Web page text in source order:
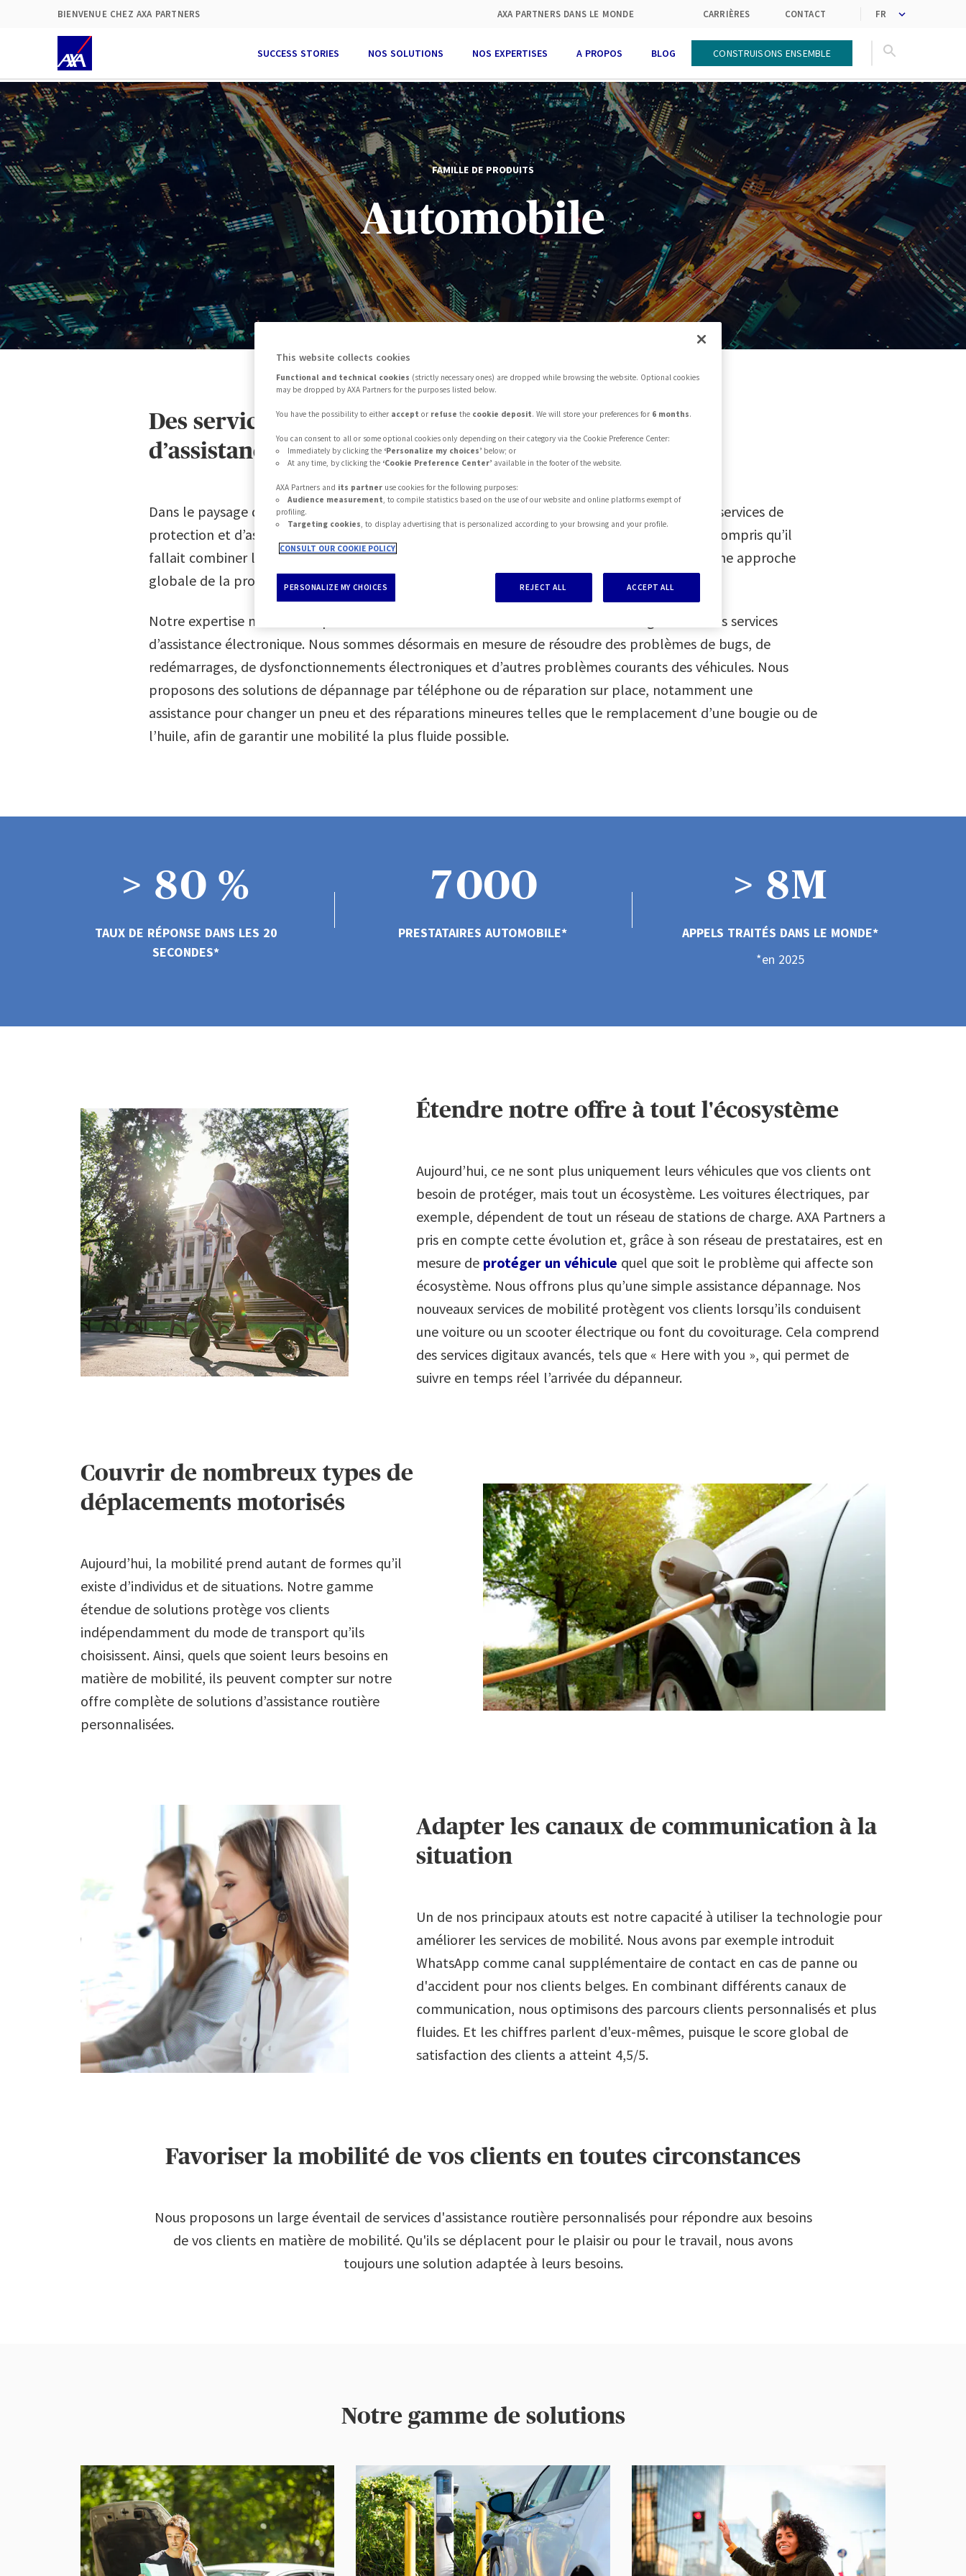
BIENVENUE CHEZ AXA PARTNERS AXA PARTNERS DANS LE MONDE CARRIÈRES CONTACT
SUCCESS STORIES NOS SOLUTIONS NOS EXPERTISES A PROPOS BLOG Construisons ensemble
FAMILLE DE PRODUITS
Automobile
Des services complets de protection de la mobilité et
d’assistance électronique améliorés
Dans le paysage dynamique actuel de la mobilité, il est essentiel de proposer aux clients des services de
protection et d’assistance électronique avancés et complets. Chez AXA Partners, nous avons compris qu’il
fallait combiner l’assurance, l’assistance routière et l’assistance électronique pour proposer une approche
globale de la protection de la mobilité.
Notre expertise ne se limite pas à l’assistance routière traditionnelle mais inclut également les services
d’assistance électronique. Nous sommes désormais en mesure de résoudre des problèmes de bugs, de
redémarrages, de dysfonctionnements électroniques et d’autres problèmes courants des véhicules. Nous
proposons des solutions de dépannage par téléphone ou de réparation sur place, notamment une
assistance pour changer un pneu et des réparations mineures telles que le remplacement d’une bougie ou de
l’huile, afin de garantir une mobilité la plus fluide possible.
>
0
1
2
3
4
5
7
8
9
0
1
4
6
7
8
%
TAUX DE RÉPONSE DANS LES 20
SECONDES*
0
1
3
4
6
7
8
0
1
4
5
6
7
8
0
1
4
5
6
7
8
0
1
4
5
6
7
8
PRESTATAIRES AUTOMOBILE*
>
2
4
5
7
8
9
M
APPELS TRAITÉS DANS LE MONDE*
*en 2025
Étendre notre offre à tout l'écosystème
Aujourd’hui, ce ne sont plus uniquement leurs véhicules que vos clients ont
besoin de protéger, mais tout un écosystème. Les voitures électriques, par
exemple, dépendent de tout un réseau de stations de charge. AXA Partners a
pris en compte cette évolution et, grâce à son réseau de prestataires, est en
mesure de protéger un véhicule quel que soit le problème qui affecte son
écosystème. Nous offrons plus qu’une simple assistance dépannage. Nos
nouveaux services de mobilité protègent vos clients lorsqu’ils conduisent
une voiture ou un scooter électrique ou font du covoiturage. Cela comprend
des services digitaux avancés, tels que « Here with you », qui permet de
suivre en temps réel l’arrivée du dépanneur.
Couvrir de nombreux types de
déplacements motorisés
Aujourd’hui, la mobilité prend autant de formes qu’il
existe d’individus et de situations. Notre gamme
étendue de solutions protège vos clients
indépendamment du mode de transport qu’ils
choisissent. Ainsi, quels que soient leurs besoins en
matière de mobilité, ils peuvent compter sur notre
offre complète de solutions d’assistance routière
personnalisées.
Adapter les canaux de communication à la
situation
Un de nos principaux atouts est notre capacité à utiliser la technologie pour
améliorer les services de mobilité. Nous avons par exemple introduit
WhatsApp comme canal supplémentaire de contact en cas de panne ou
d'accident pour nos clients belges. En combinant différents canaux de
communication, nous optimisons des parcours clients personnalisés et plus
fluides. Et les chiffres parlent d'eux-mêmes, puisque le score global de
satisfaction des clients a atteint 4,5/5.
Favoriser la mobilité de vos clients en toutes circonstances
Nous proposons un large éventail de services d'assistance routière personnalisés pour répondre aux besoins
de vos clients en matière de mobilité. Qu'ils se déplacent pour le plaisir ou pour le travail, nous avons
toujours une solution adaptée à leurs besoins.
Notre gamme de solutions
This website collects cookies
Functional and technical cookies (strictly necessary ones) are dropped while browsing the website. Optional cookies
may be dropped by AXA Partners for the purposes listed below.
You have the possibility to either accept or refuse the cookie deposit. We will store your preferences for 6 months.
You can consent to all or some optional cookies only depending on their category via the Cookie Preference Center:
Immediately by clicking the ‘Personalize my choices’ below; or
At any time, by clicking the ‘Cookie Preference Center’ available in the footer of the website.
AXA Partners and its partner use cookies for the following purposes:
Audience measurement, to compile statistics based on the use of our website and online platforms exempt of
profiling.
Targeting cookies, to display advertising that is personalized according to your browsing and your profile.
CONSULT OUR COOKIE POLICY
REJECT ALL ACCEPT ALL
PERSONALIZE MY CHOICES